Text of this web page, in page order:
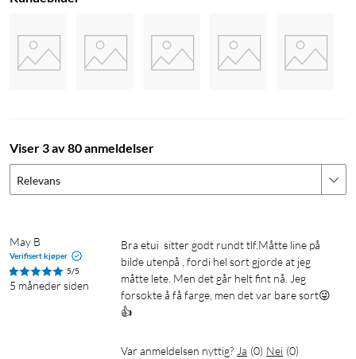
Viser 3 av 80 anmeldelser
Relevans
May B
Verifisert kjøper
5/5
5 måneder siden
Bra etui  sitter godt rundt tlf.Måtte line på
bilde utenpå , fordi hel sort gjorde at jeg
måtte lete. Men det går helt fint nå. Jeg
forsøkte å få farge, men det var bare sort😜
👍
Var anmeldelsen nyttig? Ja (0) Nei (0)